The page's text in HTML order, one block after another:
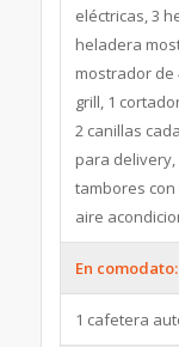
eléctricas, 3
heladera
mostrador de
grill, 1
2 canillas
para
tambores con
aire
En comodato:
1 cafetera